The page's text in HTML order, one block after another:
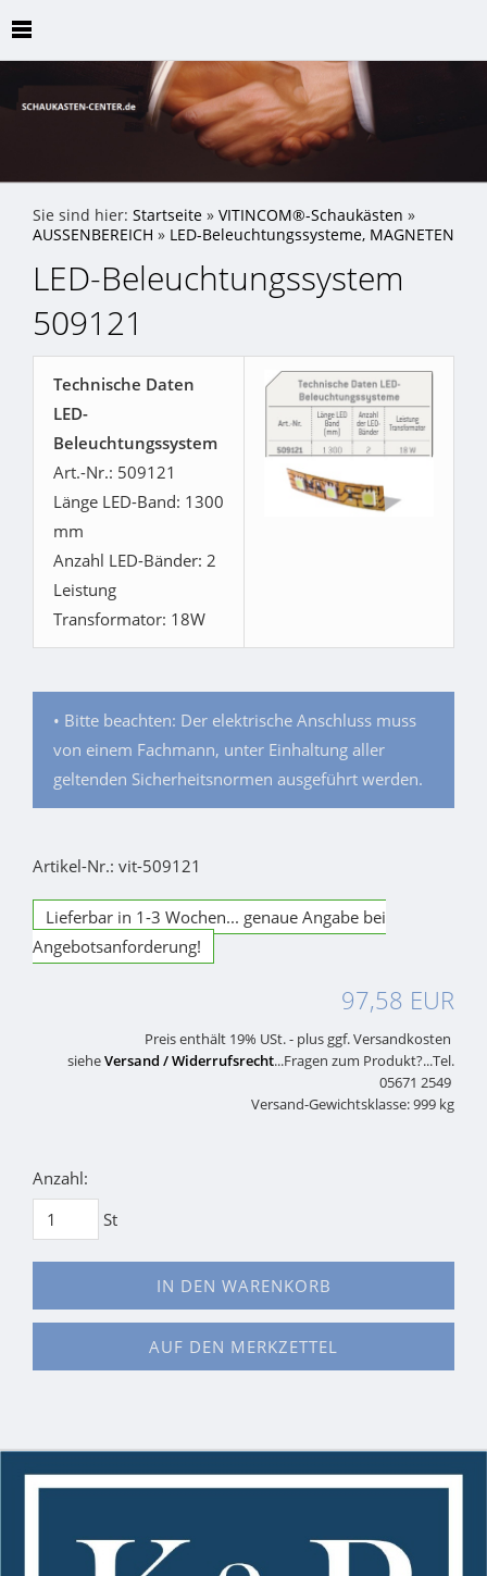
Sie sind hier: Startseite » VITINCOM®-Schaukästen »
AUSSENBEREICH » LED-Beleuchtungssysteme, MAGNETEN
LED-Beleuchtungssystem
509121
Technische Daten
LED-
Beleuchtungssystem
Art.-Nr.: 509121
Länge LED-Band: 1300
mm
Anzahl LED-Bänder: 2
Leistung
Transformator: 18W
• Bitte beachten: Der elektrische Anschluss muss
von einem Fachmann, unter Einhaltung aller
geltenden Sicherheitsnormen ausgeführt werden.
Artikel-Nr.: vit-509121
Lieferbar in 1-3 Wochen... genaue Angabe bei
Angebotsanforderung!
97,58 EUR
Preis enthält 19% USt. - plus ggf. Versandkosten
sieheVersand / Widerrufsrecht...Fragen zum Produkt?...Tel.
05671 2549
Versand-Gewichtsklasse: 999 kg
Anzahl:
St
IN DEN WARENKORB
AUF DEN MERKZETTEL